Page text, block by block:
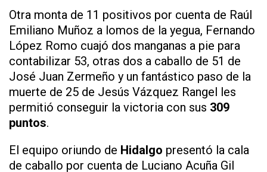
Otra monta de 11 positivos por cuenta de Raúl
Emiliano Muñoz a lomos de la yegua, Fernando
López Romo cuajó dos manganas a pie para
contabilizar 53, otras dos a caballo de 51 de
José Juan Zermeño y un fantástico paso de la
muerte de 25 de Jesús Vázquez Rangel les
permitió conseguir la victoria con sus 309
puntos.
El equipo oriundo de Hidalgo presentó la cala
de caballo por cuenta de Luciano Acuña Gil